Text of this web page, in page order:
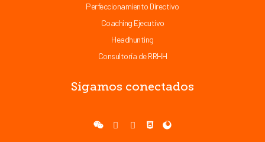
Perfeccionamiento Directivo
Coaching Ejecutivo
Headhunting
Consultoría de RRHH
Sigamos conectados